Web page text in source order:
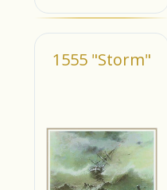
1555 "Storm"